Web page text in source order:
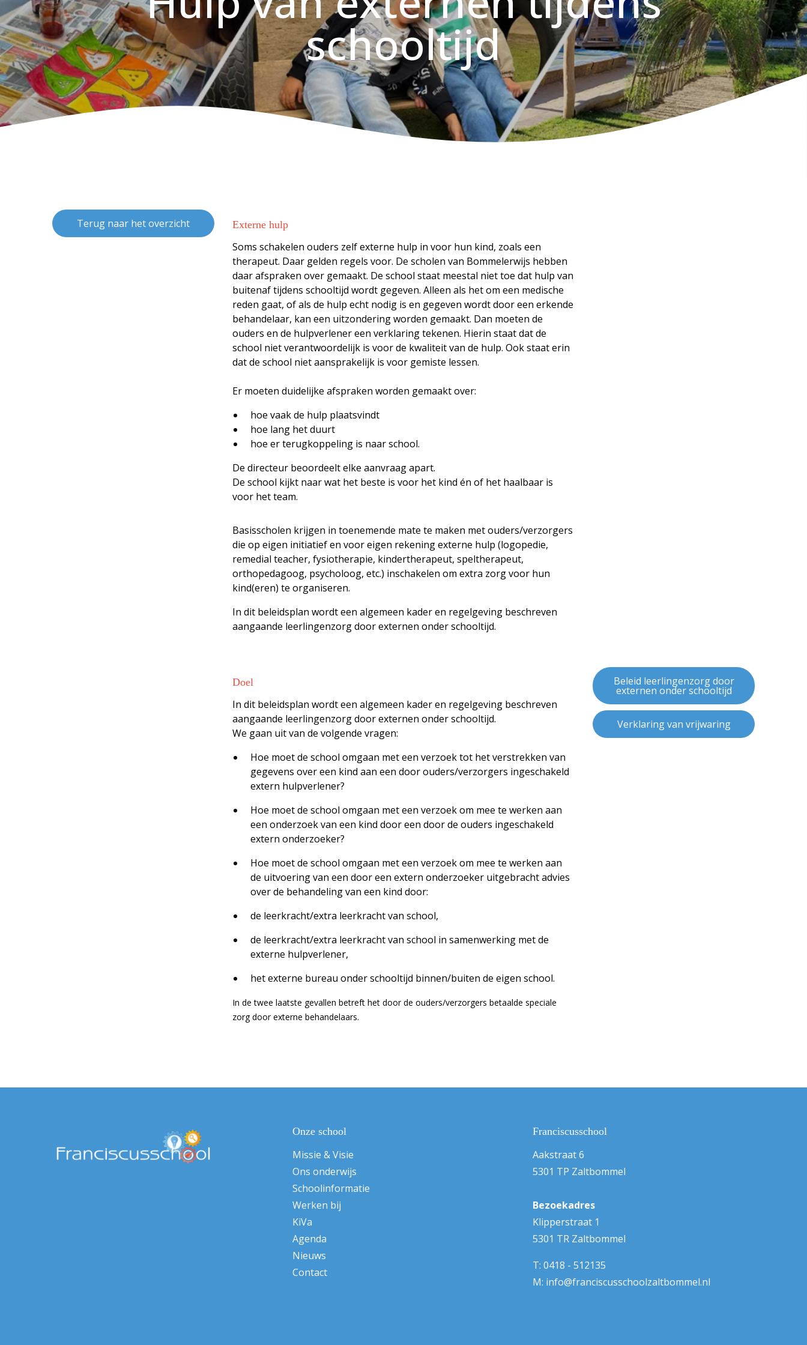
schooltijd
Terug naar het overzicht Externe hulp
Soms schakelen ouders zelf externe hulp in voor hun kind, zoals een
therapeut. Daar gelden regels voor. De scholen van Bommelerwijs hebben
daar afspraken over gemaakt. De school staat meestal niet toe dat hulp van
buitenaf tijdens schooltijd wordt gegeven. Alleen als het om een medische
reden gaat, of als de hulp echt nodig is en gegeven wordt door een erkende
behandelaar, kan een uitzondering worden gemaakt. Dan moeten de
ouders en de hulpverlener een verklaring tekenen. Hierin staat dat de
school niet verantwoordelijk is voor de kwaliteit van de hulp. Ook staat erin
dat de school niet aansprakelijk is voor gemiste lessen.
Er moeten duidelijke afspraken worden gemaakt over:
hoe vaak de hulp plaatsvindt
hoe lang het duurt
hoe er terugkoppeling is naar school.
De directeur beoordeelt elke aanvraag apart.
De school kijkt naar wat het beste is voor het kind én of het haalbaar is
voor het team.
Basisscholen krijgen in toenemende mate te maken met ouders/verzorgers
die op eigen initiatief en voor eigen rekening externe hulp (logopedie,
remedial teacher, fysiotherapie, kindertherapeut, speltherapeut,
orthopedagoog, psycholoog, etc.) inschakelen om extra zorg voor hun
kind(eren) te organiseren.
In dit beleidsplan wordt een algemeen kader en regelgeving beschreven
aangaande leerlingenzorg door externen onder schooltijd.
Doel
In dit beleidsplan wordt een algemeen kader en regelgeving beschreven
aangaande leerlingenzorg door externen onder schooltijd.
We gaan uit van de volgende vragen:
Hoe moet de school omgaan met een verzoek tot het verstrekken van
gegevens over een kind aan een door ouders/verzorgers ingeschakeld
extern hulpverlener?
Hoe moet de school omgaan met een verzoek om mee te werken aan
een onderzoek van een kind door een door de ouders ingeschakeld
extern onderzoeker?
Hoe moet de school omgaan met een verzoek om mee te werken aan
de uitvoering van een door een extern onderzoeker uitgebracht advies
over de behandeling van een kind door:
de leerkracht/extra leerkracht van school,
de leerkracht/extra leerkracht van school in samenwerking met de
externe hulpverlener,
het externe bureau onder schooltijd binnen/buiten de eigen school.
In de twee laatste gevallen betreft het door de ouders/verzorgers betaalde speciale
zorg door externe behandelaars.
Beleid leerlingenzorg door
externen onder schooltijd
Verklaring van vrijwaring
Onze school
Missie & Visie
Ons onderwijs
Schoolinformatie
Werken bij
KiVa
Agenda
Nieuws
Contact
Franciscusschool
Aakstraat 6
5301 TP Zaltbommel
Bezoekadres
Klipperstraat 1
5301 TR Zaltbommel
T: 0418 - 512135
M: info@franciscusschoolzaltbommel.nl